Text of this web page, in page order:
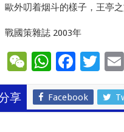
歐外叨着烟斗的樣子，王亭之
戰國策雜誌 2003年
W
e
C
h
W
at
sA
F
e
b
T
tt
er
享 Facebook